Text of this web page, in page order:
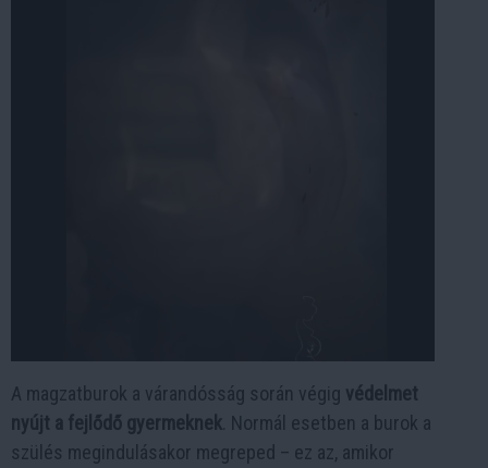
A magzatburok a várandósság során végig védelmet
nyújt a fejlődő gyermeknek . Normál esetben a burok a
szülés megindulásakor megreped – ez az, amikor